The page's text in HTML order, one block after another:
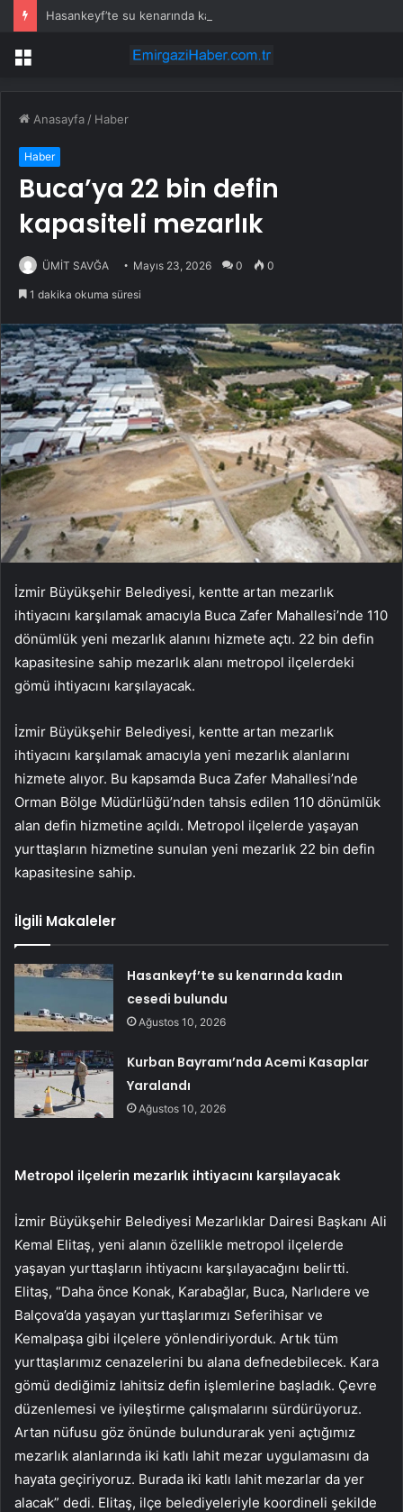
Hasankeyf’te su kenarında kadın cesedi bulundu
Menü
Anasayfa / Haber
Haber
Buca’ya 22 bin defin
kapasiteli mezarlık
ÜMİT SAVĞA Mayıs 23, 2026 0 0
1 dakika okuma süresi
İzmir Büyükşehir Belediyesi, kentte artan mezarlık
ihtiyacını karşılamak amacıyla Buca Zafer Mahallesi’nde 110
dönümlük yeni mezarlık alanını hizmete açtı. 22 bin defin
kapasitesine sahip mezarlık alanı metropol ilçelerdeki
gömü ihtiyacını karşılayacak.
İzmir Büyükşehir Belediyesi, kentte artan mezarlık
ihtiyacını karşılamak amacıyla yeni mezarlık alanlarını
hizmete alıyor. Bu kapsamda Buca Zafer Mahallesi’nde
Orman Bölge Müdürlüğü’nden tahsis edilen 110 dönümlük
alan defin hizmetine açıldı. Metropol ilçelerde yaşayan
yurttaşların hizmetine sunulan yeni mezarlık 22 bin defin
kapasitesine sahip.
İlgili Makaleler
Hasankeyf’te su kenarında kadın
cesedi bulundu
Ağustos 10, 2026
Kurban Bayramı’nda Acemi Kasaplar
Yaralandı
Ağustos 10, 2026
Metropol ilçelerin mezarlık ihtiyacını karşılayacak
İzmir Büyükşehir Belediyesi Mezarlıklar Dairesi Başkanı Ali
Kemal Elitaş, yeni alanın özellikle metropol ilçelerde
yaşayan yurttaşların ihtiyacını karşılayacağını belirtti.
Elitaş, “Daha önce Konak, Karabağlar, Buca, Narlıdere ve
Balçova’da yaşayan yurttaşlarımızı Seferihisar ve
Kemalpaşa gibi ilçelere yönlendiriyorduk. Artık tüm
yurttaşlarımız cenazelerini bu alana defnedebilecek. Kara
gömü dediğimiz lahitsiz defin işlemlerine başladık. Çevre
düzenlemesi ve iyileştirme çalışmalarını sürdürüyoruz.
Artan nüfusu göz önünde bulundurarak yeni açtığımız
mezarlık alanlarında iki katlı lahit mezar uygulamasını da
hayata geçiriyoruz. Burada iki katlı lahit mezarlar da yer
alacak” dedi. Elitaş, ilçe belediyeleriyle koordineli şekilde